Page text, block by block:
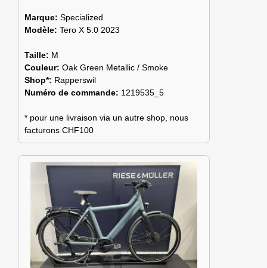
Marque: Specialized
Modèle: Tero X 5.0 2023
Taille: M
Couleur: Oak Green Metallic / Smoke
Shop*: Rapperswil
Numéro de commande: 1219535_5
* pour une livraison via un autre shop, nous
facturons CHF100